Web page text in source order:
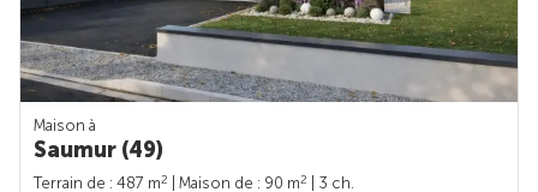
Maison à
Saumur (49)
Terrain de : 487 m2 | Maison de : 90 m2
| 3 ch.